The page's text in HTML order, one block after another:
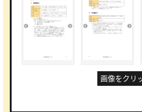
画像をクリ